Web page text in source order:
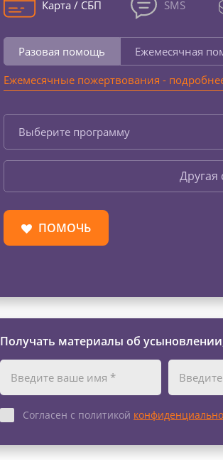
Карта / СБП SMS
Разовая помощь
Ежемесячная
Ежемесячные пожертвования -
Выберите программу
Другая
ПОМОЧЬ
Получать материалы об
Согласен с политикой